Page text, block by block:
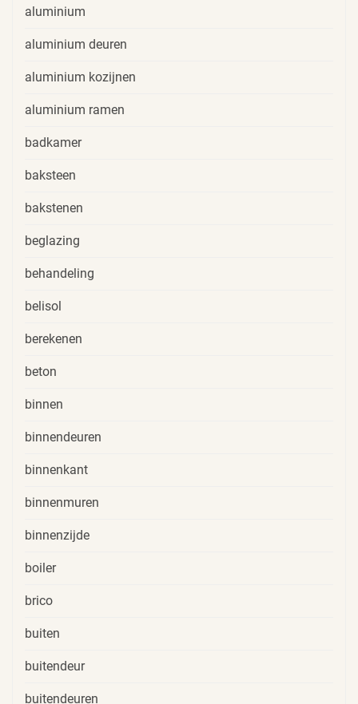
aluminium
aluminium deuren
aluminium kozijnen
aluminium ramen
badkamer
baksteen
bakstenen
beglazing
behandeling
belisol
berekenen
beton
binnen
binnendeuren
binnenkant
binnenmuren
binnenzijde
boiler
brico
buiten
buitendeur
buitendeuren